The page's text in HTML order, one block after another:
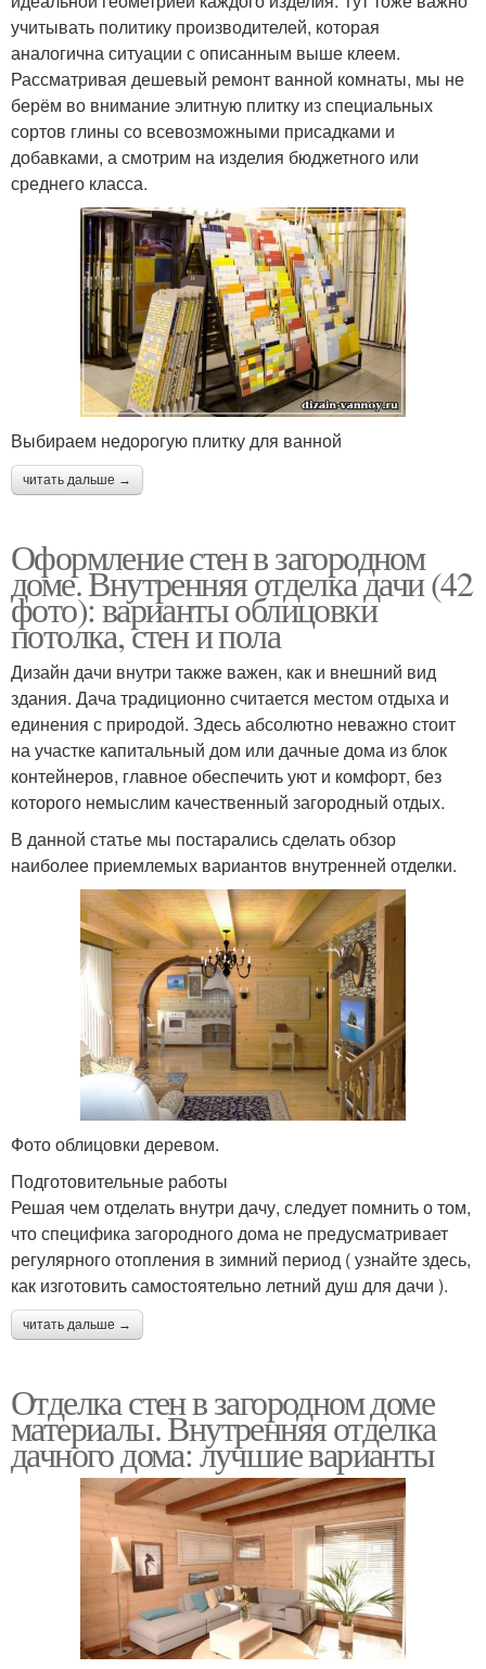
учитывать политику производителей, которая
аналогична ситуации с описанным выше клеем.
Рассматривая дешевый ремонт ванной комнаты, мы не
берём во внимание элитную плитку из специальных
сортов глины со всевозможными присадками и
добавками, а смотрим на изделия бюджетного или
среднего класса.
Выбираем недорогую плитку для ванной
читать дальше →
Оформление стен в загородном
доме. Внутренняя отделка дачи (42
фото): варианты облицовки
потолка, стен и пола
Дизайн дачи внутри также важен, как и внешний вид
здания. Дача традиционно считается местом отдыха и
единения с природой. Здесь абсолютно неважно стоит
на участке капитальный дом или дачные дома из блок
контейнеров, главное обеспечить уют и комфорт, без
которого немыслим качественный загородный отдых.
В данной статье мы постарались сделать обзор
наиболее приемлемых вариантов внутренней отделки.
Фото облицовки деревом.
Подготовительные работы
Решая чем отделать внутри дачу, следует помнить о том,
что специфика загородного дома не предусматривает
регулярного отопления в зимний период ( узнайте здесь,
как изготовить самостоятельно летний душ для дачи ).
читать дальше →
Отделка стен в загородном доме
материалы. Внутренняя отделка
дачного дома: лучшие варианты